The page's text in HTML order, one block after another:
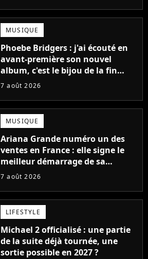
MUSIQUE
Phoebe Bridgers : j'ai écouté en
avant-première son nouvel
album, c'est le bijou de la fin
d'été
7 août 2026
MUSIQUE
Ariana Grande numéro un des
ventes en France : elle signe le
meilleur démarrage de sa
carrière avec son album Petal
7 août 2026
LIFESTYLE
Michael 2 officialisé : une partie
de la suite déjà tournée, une
sortie possible en 2027 ?